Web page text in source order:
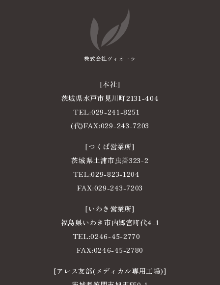
株式会社ヴィオーラ
[本社]
茨城県水戸市見川町2131-404
TEL:
電
番
号
029-241-8251
(代)FAX:029-243-7203
[つくば営業所]
茨城県土浦市虫掛323-2
TEL:
電
番
号
029-823-1204
FAX:029-243-7203
[いわき営業所]
福島県いわき市内郷宮町代4-1
TEL:
電
番
0246-45-2770
FAX:0246-45-2780
[アレス友部(メディカル専用工場)]